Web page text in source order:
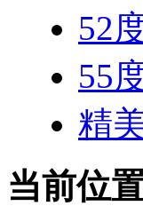
52
55
精
当前位